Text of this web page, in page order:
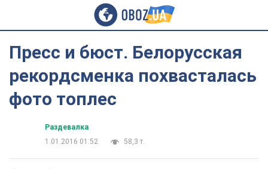
Пресс и бюст. Белорусская
рекордсменка похвасталась
фото топлес
Раздевалка
1.01.2016 01:52
58,3 т.